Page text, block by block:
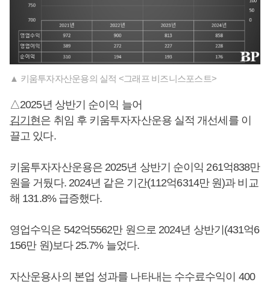
▲ 키움투자자산운용의 실적 <그래프 비즈니스포스트>
△2025년 상반기 순이익 늘어
김기현은 취임 후 키움투자자산운용 실적 개선세를 이
끌고 있다.
키움투자자산운용은 2025년 상반기 순이익 261억838만
원을 거뒀다. 2024년 같은 기간(112억6314만 원)과 비교
해 131.8% 급증했다.
영업수익은 542억5562만 원으로 2024년 상반기(431억6
156만 원)보다 25.7% 늘었다.
자산운용사의 본업 성과를 나타내는 수수료수익이 400